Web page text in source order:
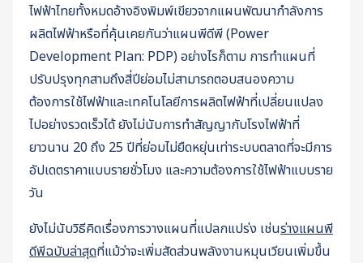
ไฟฟ้าไทยทั้งหมดอ้างอิงพิมพ์เขียวจากแผนพัฒนากำลังการ
ผลิตไฟฟ้าหรือที่คุ้นเคยกันว่าแผนพีดีพี (Power
Development Plan: PDP) อย่างไรก็ตาม การทำแผนที่
ปรับปรุงทุกสามถึงสี่ปีย่อมไม่สามารถตอบสนองความ
ต้องการใช้ไฟฟ้าและเทคโนโลยีการผลิตไฟฟ้าที่เปลี่ยนแปลง
ไปอย่างรวดเร็วได้ ยังไม่นับการทำสัญญากับโรงไฟฟ้าที่
ยาวนาน 20 ถึง 25 ปีที่ย่อมไม่ยืดหยุ่นเท่าระบบตลาดที่จะมีการ
อัปเดตราคาแบบรายชั่วโมง และความต้องการใช้ไฟฟ้าแบบราย
วัน
ยังไม่นับวิธีคิดเรื่องการวางแผนที่แปลกแปร่ง เช่นร่างแผนพี
ดีพีฉบับล่าสุดที่แม้ว่าจะเพิ่มสัดส่วนพลังงานหมุนเวียนเพิ่มขึ้น